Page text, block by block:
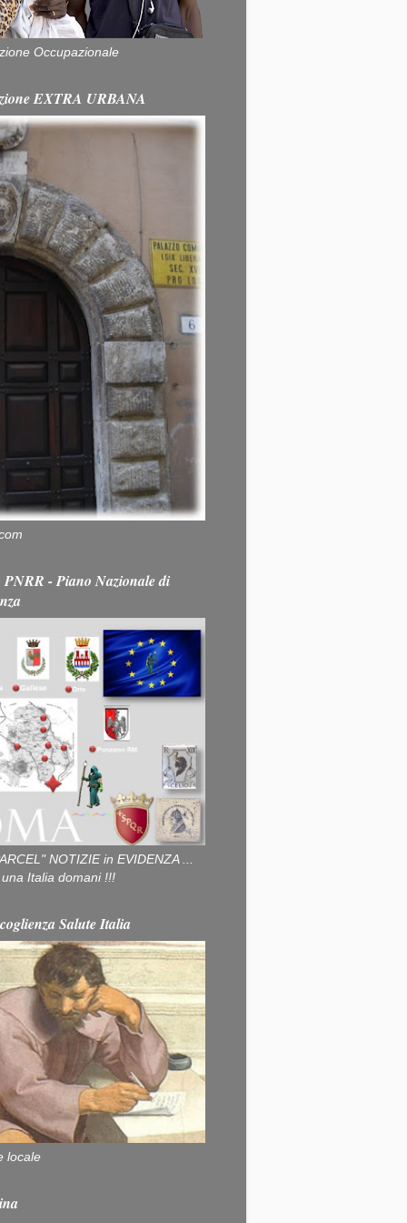
Occupazionale
EXTRA URBANA
- Piano Nazionale di
NOTIZIE in EVIDENZA ...
Italia domani !!!
Salute Italia
locale